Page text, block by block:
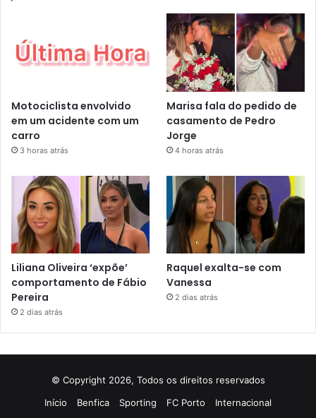
Motociclista envolvido
em um acidente com um
carro
3 horas atrás
Marisa fala do pedido de
casamento de Pedro
Jorge
4 horas atrás
Liliana Oliveira ‘expõe’
comportamento de Fábio
Pereira
2 dias atrás
Raquel exalta-se com
Vanessa
2 dias atrás
© Copyright 2026, Todos os direitos reservados
Início
Benfica Sporting FC Porto Internacional